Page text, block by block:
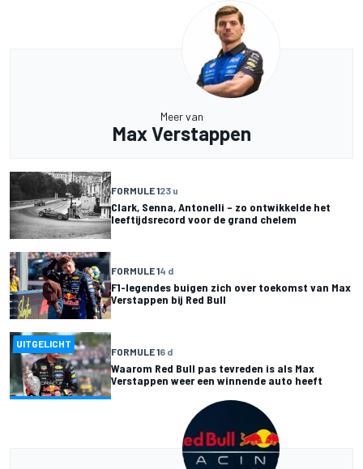
Meer van
Max Verstappen
FORMULE 123 u
Clark, Senna, Antonelli – zo ontwikkelde het
leeftijdsrecord voor de grand chelem
FORMULE 14 d
F1-legendes buigen zich over toekomst van Max
Verstappen bij Red Bull
UITGELICHT
FORMULE 16 d
Waarom Red Bull pas tevreden is als Max
Verstappen weer een winnende auto heeft